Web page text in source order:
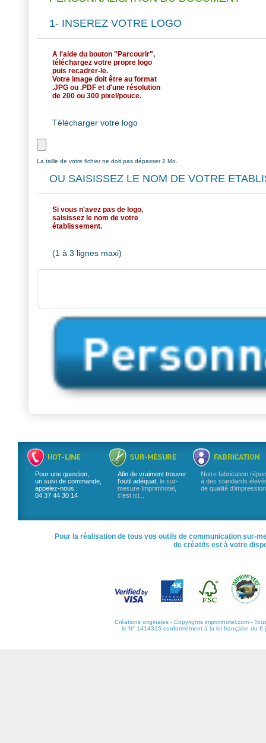
1- INSEREZ VOTRE LOGO
A l'aide du bouton "Parcourir",
téléchargez votre propre logo
puis recadrer-le.
Votre image doit être au format
.JPG ou .PDF et d'une résolution
de 200 ou 300 pixel/pouce.
Télécharger votre logo
La taille de votre fichier ne doit pas dépasser 2 Mo.
OU SAISISSEZ LE NOM DE VOTRE
Si vous n'avez pas de logo,
saisissez le nom de votre
établissement.
(1 à 3 lignes maxi)
Pour une question,
un suivi de commande,
appelez-nous :
04 37 44 30 14
Afin de vraiment trouver
l'outil adéquat, le sur-
mesure Imprimhotel,
c'est ici...
Notre fabrication
à des standards
de qualité d’impression
Pour la réalisation de tous vos outils de communication sur-
de créatifs est à votre
Créations originales - Copyrights imprimhotel.com -
le N° 1414315 conformément à la loi française du